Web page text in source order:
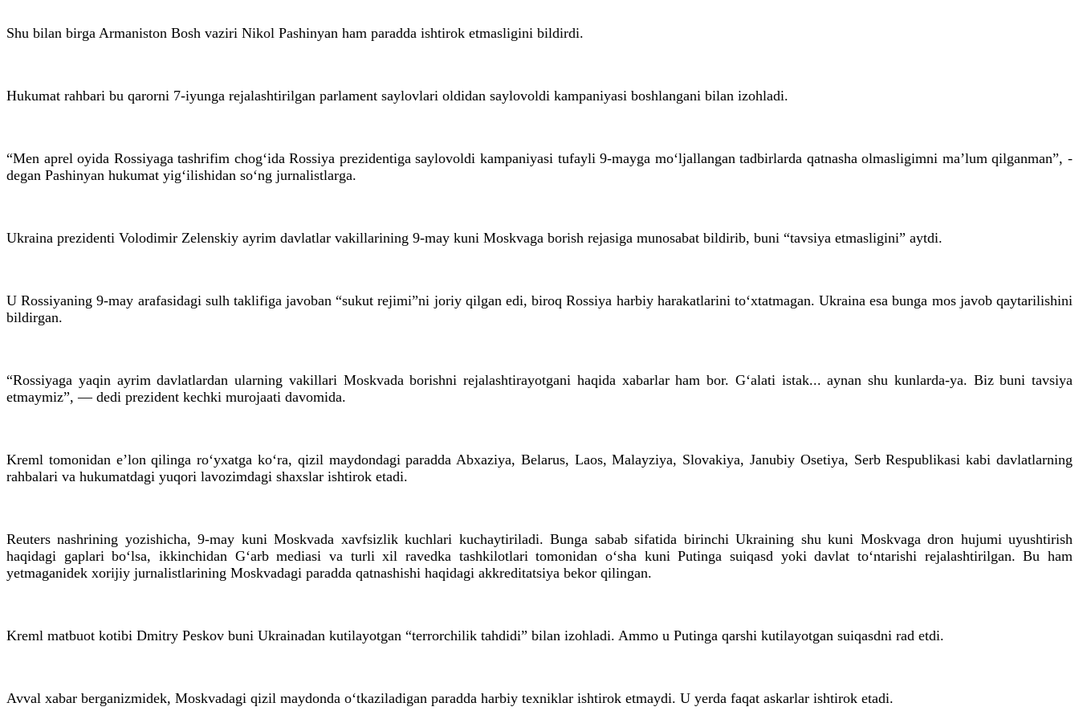
Shu bilan birga Armaniston Bosh vaziri Nikol Pashinyan ham paradda ishtirok etmasligini bildirdi.
Hukumat rahbari bu qarorni 7-iyunga rejalashtirilgan parlament saylovlari oldidan saylovoldi kampaniyasi boshlangani bilan izohladi.
“Men aprel oyida Rossiyaga tashrifim chog‘ida Rossiya prezidentiga saylovoldi kampaniyasi tufayli 9-mayga mo‘ljallangan tadbirlarda qatnasha olmasligimni ma’lum qilganman”, -
degan Pashinyan hukumat yig‘ilishidan so‘ng jurnalistlarga.
Ukraina prezidenti Volodimir Zelenskiy ayrim davlatlar vakillarining 9-may kuni Moskvaga borish rejasiga munosabat bildirib, buni “tavsiya etmasligini” aytdi.
U Rossiyaning 9-may arafasidagi sulh taklifiga javoban “sukut rejimi”ni joriy qilgan edi, biroq Rossiya harbiy harakatlarini to‘xtatmagan. Ukraina esa bunga mos javob qaytarilishini
bildirgan.
“Rossiyaga yaqin ayrim davlatlardan ularning vakillari Moskvada borishni rejalashtirayotgani haqida xabarlar ham bor. G‘alati istak... aynan shu kunlarda-ya. Biz buni tavsiya
etmaymiz”, — dedi prezident kechki murojaati davomida.
Kreml tomonidan e’lon qilinga ro‘yxatga ko‘ra, qizil maydondagi paradda Abxaziya, Belarus, Laos, Malayziya, Slovakiya, Janubiy Osetiya, Serb Respublikasi kabi davlatlarning
rahbalari va hukumatdagi yuqori lavozimdagi shaxslar ishtirok etadi.
Reuters nashrining yozishicha, 9-may kuni Moskvada xavfsizlik kuchlari kuchaytiriladi. Bunga sabab sifatida birinchi Ukraining shu kuni Moskvaga dron hujumi uyushtirish
haqidagi gaplari bo‘lsa, ikkinchidan G‘arb mediasi va turli xil ravedka tashkilotlari tomonidan o‘sha kuni Putinga suiqasd yoki davlat to‘ntarishi rejalashtirilgan. Bu ham
yetmaganidek xorijiy jurnalistlarining Moskvadagi paradda qatnashishi haqidagi akkreditatsiya bekor qilingan.
Kreml matbuot kotibi Dmitry Peskov buni Ukrainadan kutilayotgan “terrorchilik tahdidi” bilan izohladi. Ammo u Putinga qarshi kutilayotgan suiqasdni rad etdi.
Avval xabar berganizmidek, Moskvadagi qizil maydonda o‘tkaziladigan paradda harbiy texniklar ishtirok etmaydi. U yerda faqat askarlar ishtirok etadi.